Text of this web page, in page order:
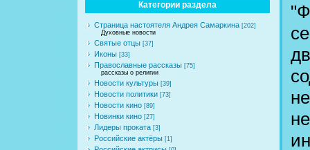
Категории раздела
Страница настоятеля Андрея Самаркина [202]
Духовные новости
Святые отцы [37]
Иконы [33]
Православные рассказы [75]
рассказы о религии
Новости культуры [39]
Новости политики [73]
Новости кино [89]
Новинки кино [27]
Лидеры проката [3]
Российские актёры [1]